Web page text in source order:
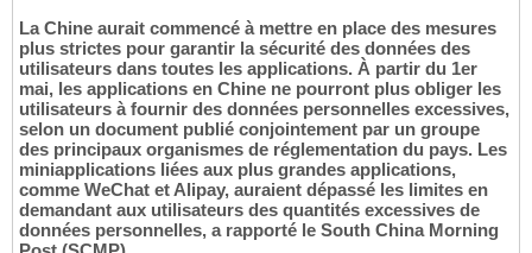
La Chine aurait commencé à mettre en place des mesures
plus strictes pour garantir la sécurité des données des
utilisateurs dans toutes les applications. À partir du 1er
mai, les applications en Chine ne pourront plus obliger les
utilisateurs à fournir des données personnelles excessives,
selon un document publié conjointement par un groupe
des principaux organismes de réglementation du pays. Les
miniapplications liées aux plus grandes applications,
comme WeChat et Alipay, auraient dépassé les limites en
demandant aux utilisateurs des quantités excessives de
données personnelles, a rapporté le South China Morning